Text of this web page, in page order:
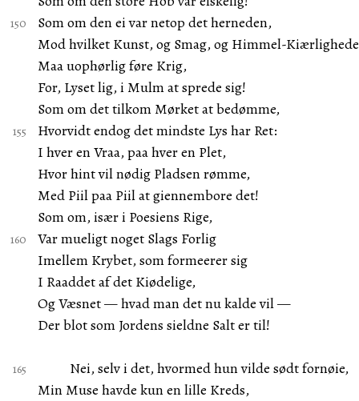
Som om den ei var netop det herneden,
Mod hvilket Kunst, og Smag, og Himmel-
Maa uophørlig føre Krig,
For, Lyset lig, i Mulm at sprede sig!
Som om det tilkom Mørket at bedømme,
Hvorvidt endog det mindste Lys har Ret:
I hver en Vraa, paa hver en Plet,
Hvor hint vil nødig Pladsen rømme,
Med Piil paa Piil at giennembore det!
Som om, især i Poesiens Rige,
Var mueligt noget Slags Forlig
Imellem Krybet, som formeerer sig
I Raaddet af det Kiødelige,
Og Væsnet — hvad man det nu kalde vil —
Der blot som Jordens sieldne Salt er til!
Nei, selv i det, hvormed hun vilde sødt fornøie,
Min Muse havde kun en lille Kreds,